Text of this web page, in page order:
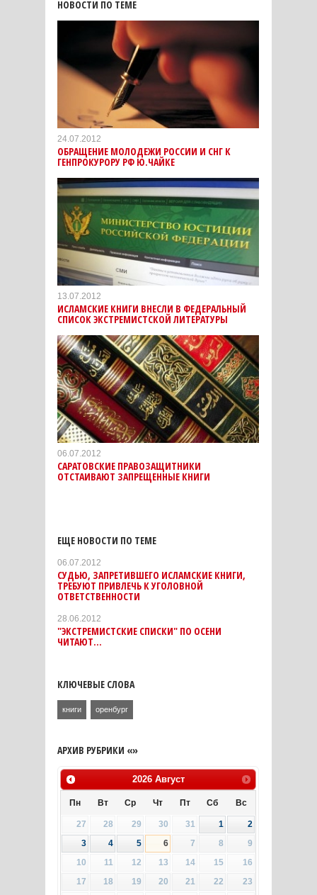
НОВОСТИ ПО ТЕМЕ
24.07.2012
ОБРАЩЕНИЕ МОЛОДЕЖИ РОССИИ И СНГ К
ГЕНПРОКУРОРУ РФ Ю.ЧАЙКЕ
13.07.2012
ИСЛАМСКИЕ КНИГИ ВНЕСЛИ В ФЕДЕРАЛЬНЫЙ
СПИСОК ЭКСТРЕМИСТСКОЙ ЛИТЕРАТУРЫ
06.07.2012
САРАТОВСКИЕ ПРАВОЗАЩИТНИКИ
ОТСТАИВАЮТ ЗАПРЕЩЕННЫЕ КНИГИ
ЕЩЕ НОВОСТИ ПО ТЕМЕ
06.07.2012
СУДЬЮ, ЗАПРЕТИВШЕГО ИСЛАМСКИЕ КНИГИ,
ТРЕБУЮТ ПРИВЛЕЧЬ К УГОЛОВНОЙ
ОТВЕТСТВЕННОСТИ
28.06.2012
"ЭКСТРЕМИСТСКИЕ СПИСКИ" ПО ОСЕНИ
ЧИТАЮТ…
КЛЮЧЕВЫЕ СЛОВА
книги оренбург
АРХИВ РУБРИКИ «»
2026 Август
Пн Вт Ср Чт Пт Сб Вс
27 28 29 30 31 1
2
3
4 5 6 7 8
9
10
11 12 13 14 15
16
17
18 19 20 21 22
23